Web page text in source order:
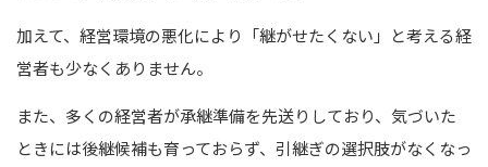
加えて、経営環境の悪化により「継がせたくない」と考える経
営者も少なくありません。
また、多くの経営者が承継準備を先送りしており、気づいた
ときには後継候補も育っておらず、引継ぎの選択肢がなくなっ